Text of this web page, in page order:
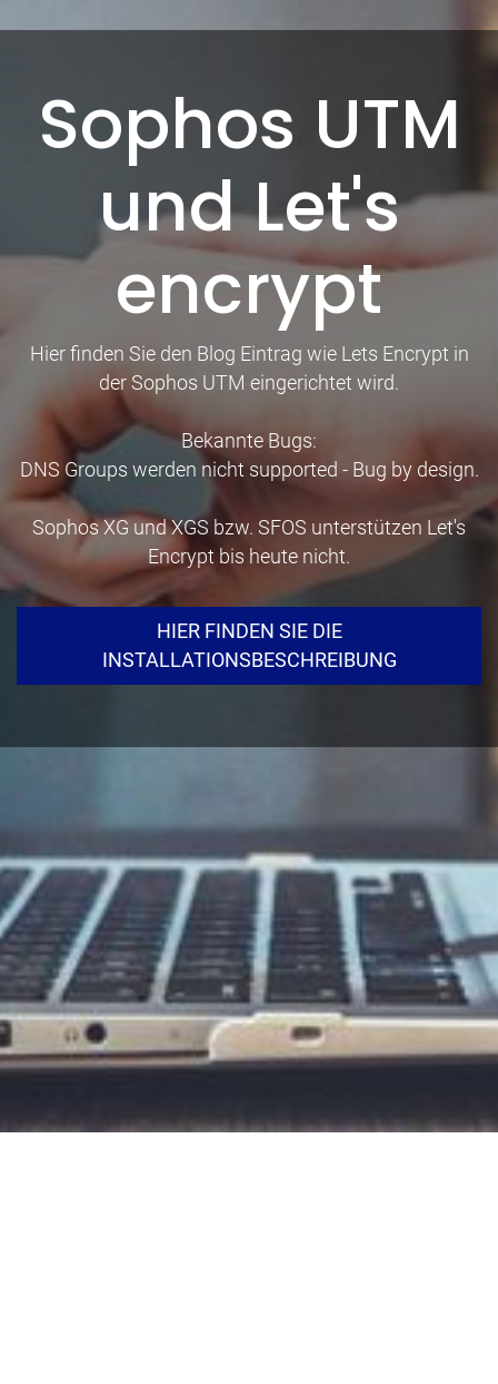
Sophos UTM
und Let's
encrypt
Hier finden Sie den Blog Eintrag wie Lets Encrypt in
der Sophos UTM eingerichtet wird.
Bekannte Bugs:
DNS Groups werden nicht supported - Bug by design.
Sophos XG und XGS bzw. SFOS unterstützen Let's
Encrypt bis heute nicht.
HIER FINDEN SIE DIE
INSTALLATIONSBESCHREIBUNG